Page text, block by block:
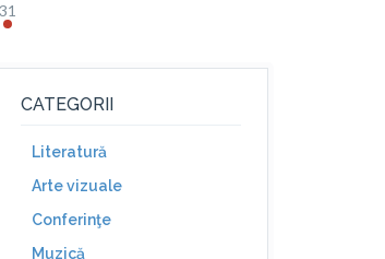
31
CATEGORII
Literatură
Arte vizuale
Conferinţe
Muzică